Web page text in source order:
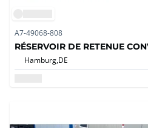
A7-49068-808
RÉSERVOIR DE RETENUE
Hamburg,DE